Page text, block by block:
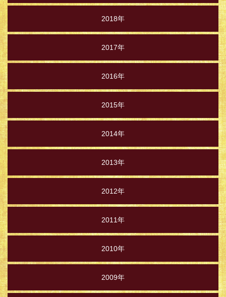
2018年
2017年
2016年
2015年
2014年
2013年
2012年
2011年
2010年
2009年